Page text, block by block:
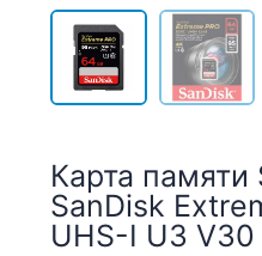
Карта памяти
SanDisk
UHS-I U3